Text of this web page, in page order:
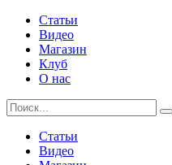
Статьи
Видео
Магазин
Клуб
О нас
Статьи
Видео